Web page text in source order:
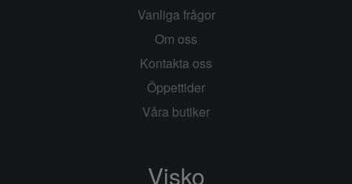
Vanliga frågor
Om oss
Kontakta oss
Öppettider
Våra butiker
Visko